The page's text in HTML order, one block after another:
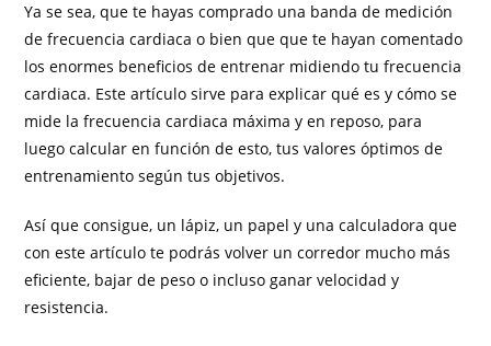
Ya se sea, que te hayas comprado una banda de medición
de frecuencia cardiaca o bien que que te hayan comentado
los enormes beneficios de entrenar midiendo tu frecuencia
cardiaca. Este artículo sirve para explicar qué es y cómo se
mide la frecuencia cardiaca máxima y en reposo, para
luego calcular en función de esto, tus valores óptimos de
entrenamiento según tus objetivos.
Así que consigue, un lápiz, un papel y una calculadora que
con este artículo te podrás volver un corredor mucho más
eficiente, bajar de peso o incluso ganar velocidad y
resistencia.